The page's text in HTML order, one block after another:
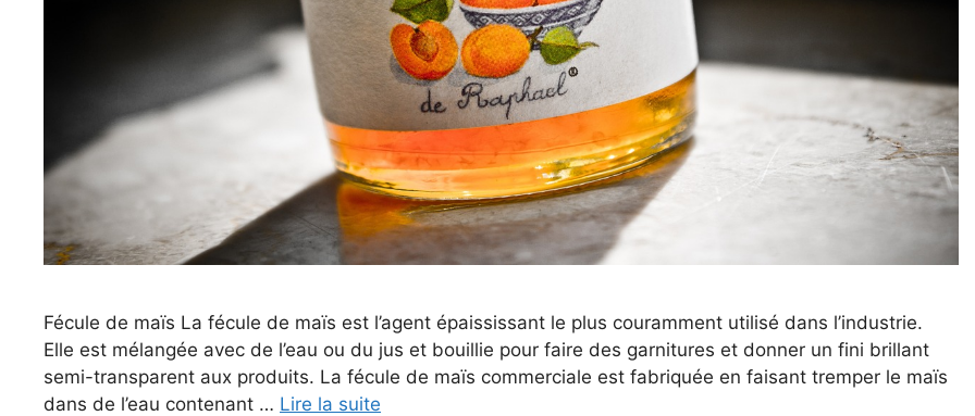
Fécule de maïs La fécule de maïs est l’agent épaississant le plus couramment utilisé dans l’industrie.
Elle est mélangée avec de l’eau ou du jus et bouillie pour faire des garnitures et donner un fini brillant
semi-transparent aux produits. La fécule de maïs commerciale est fabriquée en faisant tremper le maïs
dans de l’eau contenant … Lire la suite